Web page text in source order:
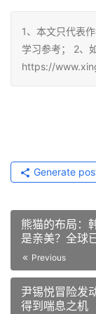
1、本文只代表
学习参考； 2、
https://
Generate
熊猫的布局：
是亲美？全球
Previous
尹锡悦冒险发
得到喘息之机